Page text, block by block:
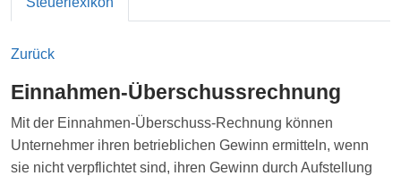
Zurück
Einnahmen-Überschussrechnung
Mit der Einnahmen-Überschuss-Rechnung können
Unternehmer ihren betrieblichen Gewinn ermitteln, wenn
sie nicht verpflichtet sind, ihren Gewinn durch Aufstellung